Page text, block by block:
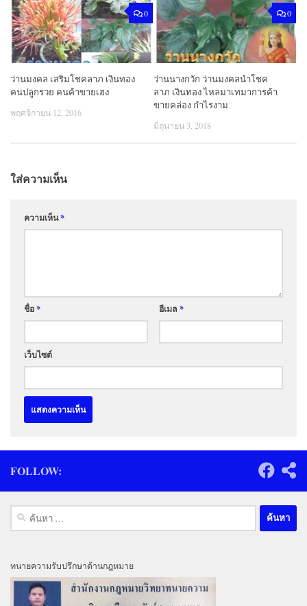
0
ว่านมงคล เสริมโชคลาภ เงินทอง
คนปลูกรวย คนค้าขายเฮง
พฤศจิกายน 12, 2016
0
ว่านนางกวัก ว่านมงคลนำโชค
ลาภ เงินทอง ไหลมาเทมาการค้า
ขายคล่อง กำไรงาม
มิถุนายน 3, 2018
ใส่ความเห็น
ความเห็น*
ชื่อ* อีเมล *
เว็บไซต์
FOLLOW:
ค้นหา
สำหรับ:
ทนายความรับปรึกษาด้านกฎหมาย